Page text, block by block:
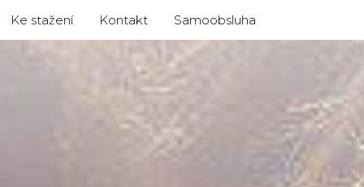
Ke stažení Kontakt Samoobsluha